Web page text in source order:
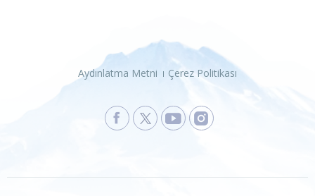
Aydınlatma Metni Çerez Politikası